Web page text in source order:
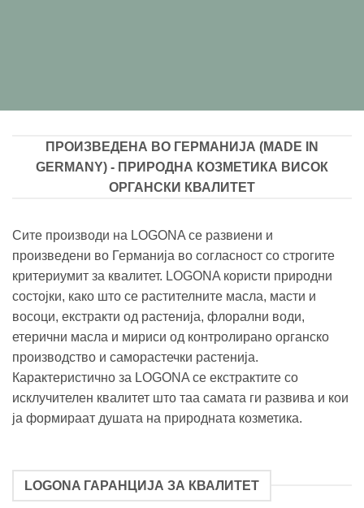
ПРОИЗВЕДЕНА ВО ГЕРМАНИЈА (MADE IN
GERMANY) - ПРИРОДНА КОЗМЕТИКА ВИСОК
ОРГАНСКИ КВАЛИТЕТ
Сите производи на LOGONA се развиени и
произведени во Германија во согласност со строгите
критериумит за квалитет. LOGONA користи природни
состојки, како што се растителните масла, масти и
восоци, екстракти од растенија, флорални води,
етерични масла и мириси од контролирано органско
производствo и саморастечки растенија.
Карактеристично за LOGONA се екстрактите со
исклучителен квалитет што таа самата ги развива и кои
ја формираат душата на природната козметика.
LOGONA ГАРАНЦИЈА ЗА КВАЛИТЕТ